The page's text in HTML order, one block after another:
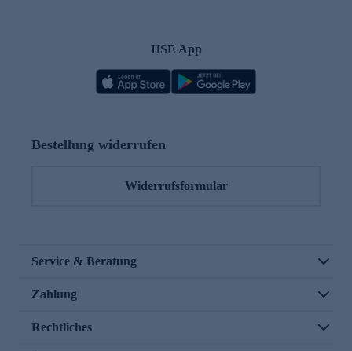
HSE App
Bestellung widerrufen
Widerrufsformular
Service & Beratung
Zahlung
Rechtliches